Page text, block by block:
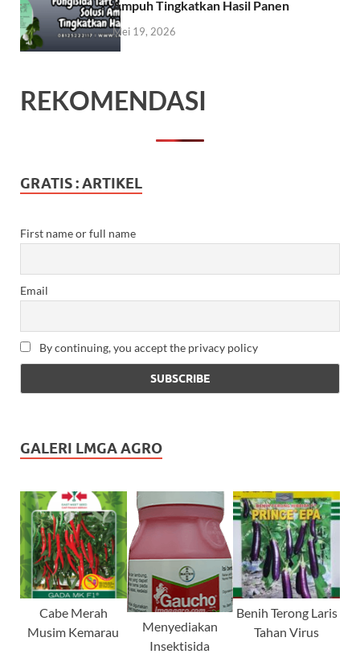
Ampuh Tingkatkan Hasil Panen
Mei 19, 2026
REKOMENDASI
GRATIS : ARTIKEL
First name or full name
Email
By continuing, you accept the privacy policy
GALERI LMGA AGRO
Cabe Merah
Musim Kemarau
Menyediakan
Insektisida
Benih Terong Laris
Tahan Virus